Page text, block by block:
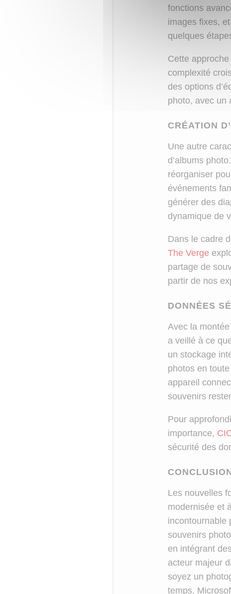
fonctions
images fixes,
quelques
Cette
complexité
des options
photo, avec un
CRÉATION
Une autre
d’albums
réorganiser
événements
générer des
dynamique de
Dans le cadre
The Verge
partage de
partir de nos
DONNÉES
Avec la
a veillé à ce
un stockage
photos en
appareil
souvenirs
Pour
importance,
sécurité des
Les nouvelles
modernisée et
incontournable
souvenirs
en intégrant
acteur majeur
soyez un
temps,